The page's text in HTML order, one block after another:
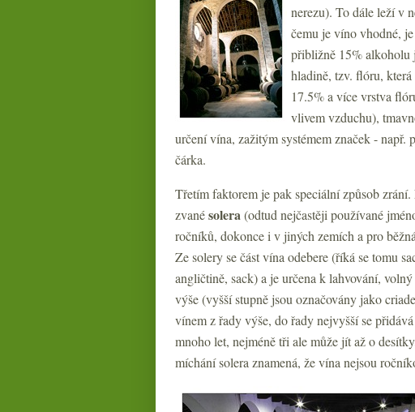
nerezu). To dále leží v
čemu je víno vhodné, je
přibližně 15% alkoholu
hladině, tzv. flóru,
17.5% a více vrstva
vlivem vzduchu),
určení vína, zažitým systémem značek -
čárka.
Třetím faktorem je pak speciální způsob
zvanésolera(odtud nejčastěji používané
ročníků, dokonce i v jiných zemích a pro
Ze solery se část vína odebere (říká se tomu
angličtině, sack) a je určena k lahvování,
výše (vyšší stupně jsou označovány jako
vínem z řady výše, do řady nejvyšší se
mnoho let, nejméně tři ale může jít až o
míchání solera znamená, že vína nejsou